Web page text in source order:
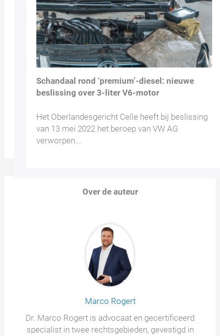
Schandaal rond ‘premium’-diesel: nieuwe
beslissing over 3-liter V6-motor
Het Oberlandesgericht Celle heeft bij beslissing
van 13 mei 2022 het beroep van VW AG
verworpen...
Over de auteur
Marco Rogert
Dr. Marco Rogert is advocaat en gecertificeerd
specialist in twee rechtsgebieden, gevestigd in